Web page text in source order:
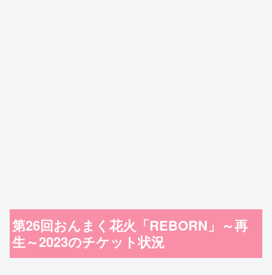
第26回おんまく花火「REBORN」～再
生～2023のチケット状況